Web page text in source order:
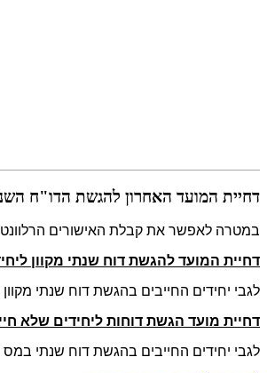
דחיית המועד האחרון להגשת הדו"ח
במטרה לאפשר את קבלת האישורים הרלוונטים לדוחות השנתיים לשנת 2014 והיערכות מתאימה, החליטה רשות
דחיית המועד להגשת דוח שנתי מקוון
לגבי יחידים החייבים בהגשת דוח שנתי מקוון למס הכנסה לפי סעיף 131(ב2) הוחלט לדוחות
דחיית מועד הגשת דוחות ליחידים שלא
לגבי יחידים החייבים בהגשת דוח שנתי במס